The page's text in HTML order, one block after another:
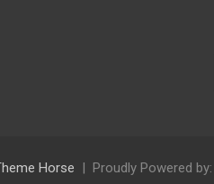
Horse Proudly Powered by: